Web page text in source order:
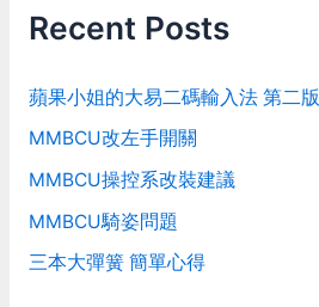
Recent Posts
蘋果小姐的大易二碼輸入法 第二版
MMBCU改左手開關
MMBCU操控系改裝建議
MMBCU騎姿問題
三本大彈簧 簡單心得